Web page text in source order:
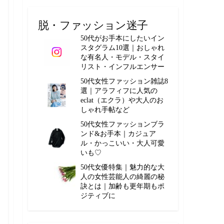
脱・ファッション迷子
50代がお手本にしたいイン
スタグラム10選｜おしゃれ
な有名人・モデル・スタイ
リスト・インフルエンサー
50代女性ファッション雑誌8
選｜アラフィフに人気の
eclat（エクラ）や大人のお
しゃれ手帖など
50代女性ファッションブラ
ンド&お手本｜カジュア
ル・かっこいい・大人可愛
いも♡
50代女優特集｜魅力的な大
人の女性芸能人の綺麗の秘
訣とは｜加齢も更年期もポ
ジティブに